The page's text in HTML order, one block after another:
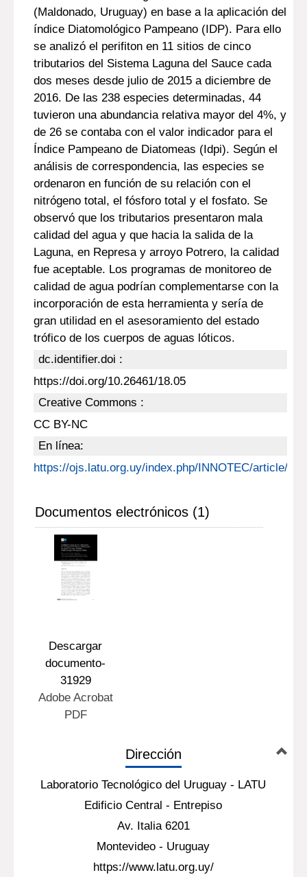
(Maldonado, Uruguay) en base a la aplicación del
índice Diatomológico Pampeano (IDP). Para ello
se analizó el perifiton en 11 sitios de cinco
tributarios del Sistema Laguna del Sauce cada
dos meses desde julio de 2015 a diciembre de
2016. De las 238 especies determinadas, 44
tuvieron una abundancia relativa mayor del 4%, y
de 26 se contaba con el valor indicador para el
Índice Pampeano de Diatomeas (Idpi). Según el
análisis de correspondencia, las especies se
ordenaron en función de su relación con el
nitrógeno total, el fósforo total y el fosfato. Se
observó que los tributarios presentaron mala
calidad del agua y que hacia la salida de la
Laguna, en Represa y arroyo Potrero, la calidad
fue aceptable. Los programas de monitoreo de
calidad de agua podrían complementarse con la
incorporación de esta herramienta y sería de
gran utilidad en el asesoramiento del estado
trófico de los cuerpos de aguas lóticos.
dc.identifier.doi :
https://doi.org/10.26461/18.05
Creative Commons :
CC BY-NC
En línea:
https://ojs.latu.org.uy/index.php/INNOTEC/article/
Documentos electrónicos (1)
Descargar
documento-
31929
Adobe Acrobat
PDF
Dirección
Laboratorio Tecnológico del Uruguay - LATU
Edificio Central - Entrepiso
Av. Italia 6201
Montevideo - Uruguay
https://www.latu.org.uy/